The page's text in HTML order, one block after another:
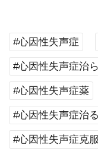
#心因性失声症
#心因性失声症治
#心因性失声症薬
#心因性失声症治
#心因性失声症克服